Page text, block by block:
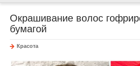
Окрашивание волос
бумагой
Красота